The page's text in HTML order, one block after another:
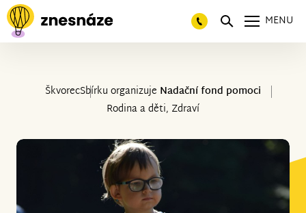
MENU
ŠkvorecSbírku organizuje Nadační fond pomoci
Rodina a děti, Zdraví